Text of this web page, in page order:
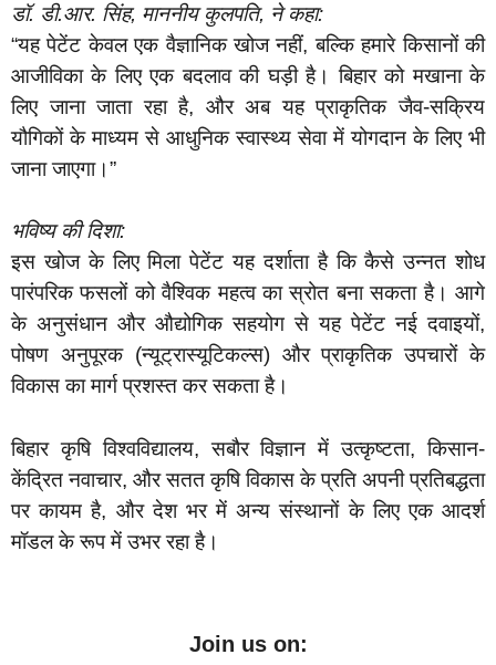
डॉ. डी.आर. सिंह, माननीय कुलपति, ने कहा:
“यह पेटेंट केवल एक वैज्ञानिक खोज नहीं, बल्कि हमारे किसानों की
आजीविका के लिए एक बदलाव की घड़ी है। बिहार को मखाना के
लिए जाना जाता रहा है, और अब यह प्राकृतिक जैव-सक्रिय
यौगिकों के माध्यम से आधुनिक स्वास्थ्य सेवा में योगदान के लिए भी
जाना जाएगा।”
भविष्य की दिशा:
इस खोज के लिए मिला पेटेंट यह दर्शाता है कि कैसे उन्नत शोध
पारंपरिक फसलों को वैश्विक महत्व का स्रोत बना सकता है। आगे
के अनुसंधान और औद्योगिक सहयोग से यह पेटेंट नई दवाइयों,
पोषण अनुपूरक (न्यूट्रास्यूटिकल्स) और प्राकृतिक उपचारों के
विकास का मार्ग प्रशस्त कर सकता है।
बिहार कृषि विश्वविद्यालय, सबौर विज्ञान में उत्कृष्टता, किसान-
केंद्रित नवाचार, और सतत कृषि विकास के प्रति अपनी प्रतिबद्धता
पर कायम है, और देश भर में अन्य संस्थानों के लिए एक आदर्श
मॉडल के रूप में उभर रहा है।
Join us on: